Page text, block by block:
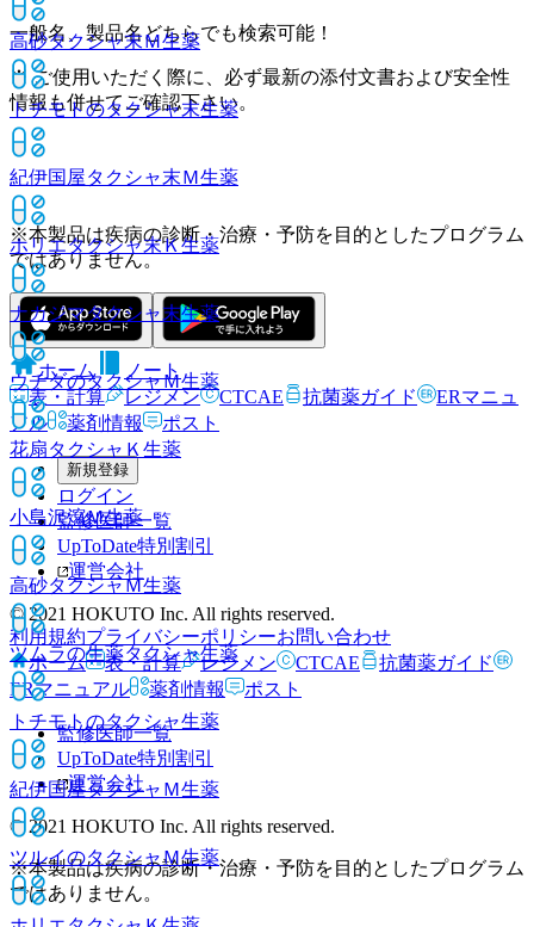
高砂タクシャ末Ｍ生薬
トチモトのタクシャ末生薬
紀伊国屋タクシャ末Ｍ生薬
ホリエタクシャ末Ｋ生薬
ナカジマタクシャ末生薬
ウチダのタクシャＭ生薬
花扇タクシャＫ 生薬
小島沢瀉Ｍ生薬
高砂タクシャＭ生薬
ツムラの生薬タクシャ生薬
トチモトのタクシャ生薬
紀伊国屋タクシャＭ生薬
ツルイのタクシャＭ生薬
一般名、製品名どちらでも検索可能！
※ ご使用いただく際に、必ず最新の添付文書および安全性
情報も併せてご確認下さい。
※本製品は疾病の診断・治療・予防を目的としたプログラム
ではありません。
ホーム
ノート
表・計算
レジメン CTCAE 抗菌薬ガイド
ERマニュ
アル
薬剤情報 ポスト
新規登録
ログイン
監修医師一覧
UpToDate特別割引
運営会社
© 2021 HOKUTO Inc. All rights reserved.
利用規約プライバシーポリシーお問い合わせ
ホーム
表・計算 レジメン CTCAE
抗菌薬ガイド
ERマニュアル
薬剤情報 ポスト
監修医師一覧
UpToDate特別割引
運営会社
© 2021 HOKUTO Inc. All rights reserved.
※本製品は疾病の診断・治療・予防を目的としたプログラム
ではありません。